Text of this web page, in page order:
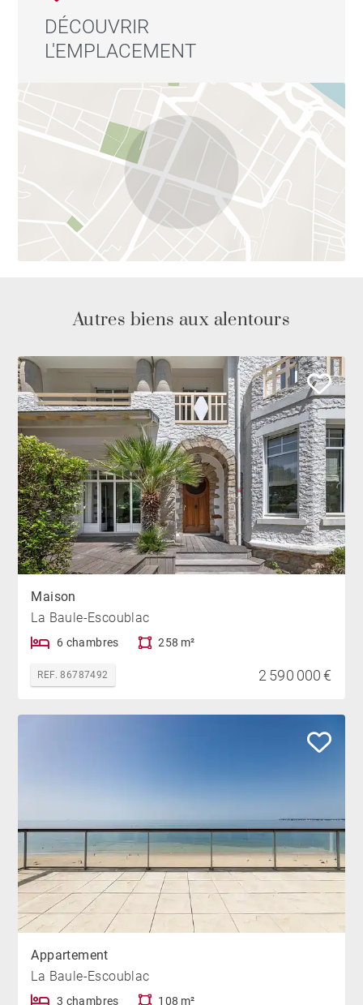
DÉCOUVRIR
L'EMPLACEMENT
Autres biens aux alentours
Maison
La Baule-Escoublac
6 chambres 258 m²
REF. 86787492 2 590 000 €
Appartement
La Baule-Escoublac
3 chambres 108 m²